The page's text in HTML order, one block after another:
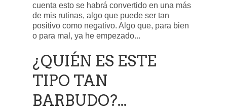
cuenta esto se habrá convertido en una más
de mis rutinas, algo que puede ser tan
positivo como negativo. Algo que, para bien
o para mal, ya he empezado...
¿QUIÉN ES ESTE
TIPO TAN
BARBUDO?...